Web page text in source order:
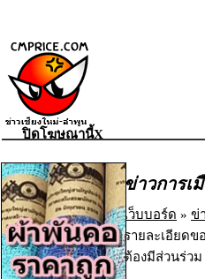
ข่าวการเ
เว็บบอร์ด » ข่
รายละเอียดข
ต้องมีส่วนร่วม
ปิดโฆษณานี้X